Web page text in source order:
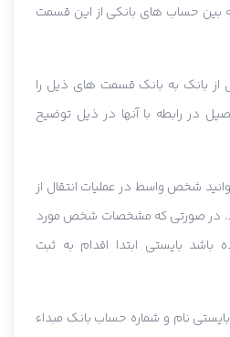
بین حساب های بانکی از این قسمت
از بانک به بانک قسمت های ذیل را
در رابطه با آنها در ذیل توضیح
شخص واسط در عملیات انتقال از
در صورتی که مشخصات شخص مورد
باشد بایستی ابتدا اقدام به ثبت
نام و شماره حساب بانک مبداء